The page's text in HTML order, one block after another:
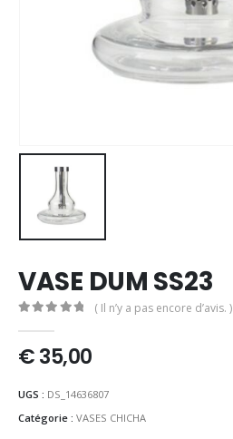
VASE DUM SS23
( Il n’y a pas encore d’avis. )
€35,00
UGS : DS_14636807
Catégorie : VASES CHICHA